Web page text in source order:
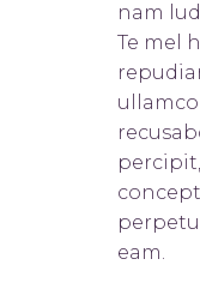
nam
Te mel
eam.